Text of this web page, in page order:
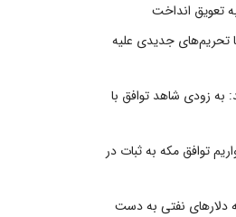
تعویق انداخت
تحریم‌های جدیدی علیه
زودی شاهد توافق با
توافق مکه به ثبات در
عمر ۵۰ ساله دلارهای نفتی به دست